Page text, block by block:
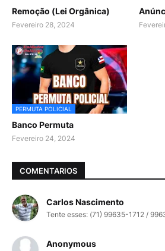
Remoção (Lei Orgânica)
Fevereiro 28, 2024
PERMUTA POLICIAL
Banco Permuta
Fevereiro 24, 2024
COMENTARIOS
Carlos Nascimento
Tente esses: (71) 99635-1712 /
Anonymous